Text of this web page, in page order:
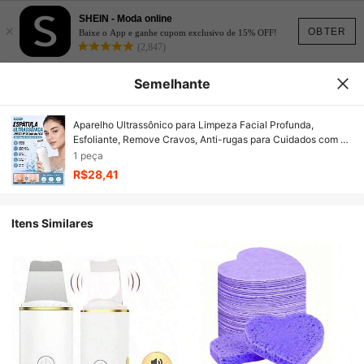
OBTER
×
SHEIN - Moda online
Baixe o App e ganhe cupom exclusivo de 15% OFF!
(2,847)
Semelhante
Aparelho Ultrassônico para Limpeza Facial Profunda,
Esfoliante, Remove Cravos, Anti-rugas para Cuidados com a
Pele
1 peça
R$28,41
Itens Similares